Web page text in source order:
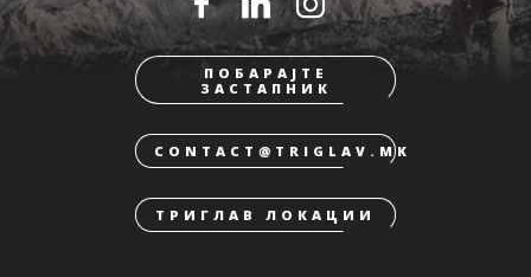
ПОБАРАЈТЕ
ЗАСТАПНИК
CONTACT@TRIGLAV.MK
ТРИГЛАВ ЛОКАЦИИ